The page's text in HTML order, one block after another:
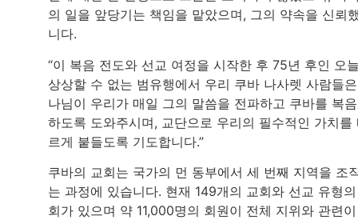
의 일을 앞당기는 책임을 맡았으며, 그의 약속을 신뢰
니다.
“이 복음 전도와 선교 여정을 시작한 후 75년 후인 오
상상할 수 없는 범유행에서 우리 쿠바 나사렛 사람들
나님이 우리가 매일 그의 말씀을 전파하고 쿠바를 복
하도록 도와주시며, 교단으로 우리의 필수적인 가치를
르게 붙들도록 기도합니다.”
쿠바의 교회는 국가의 먼 동부에서 세 번째 지역을 조
는 과정에 있습니다. 현재 149개의 교회와 선교 유형
회가 있으며 약 11,000명의 회원이 전체 지위와 관련